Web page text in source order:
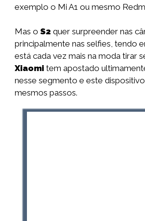
exemplo o Mi A1 ou mesmo
Mas o S2 quer surpreender nas
principalmente nas selfies, tendo
está cada vez mais na moda tirar
Xiaomi tem apostado
nesse segmento e este
mesmos passos.